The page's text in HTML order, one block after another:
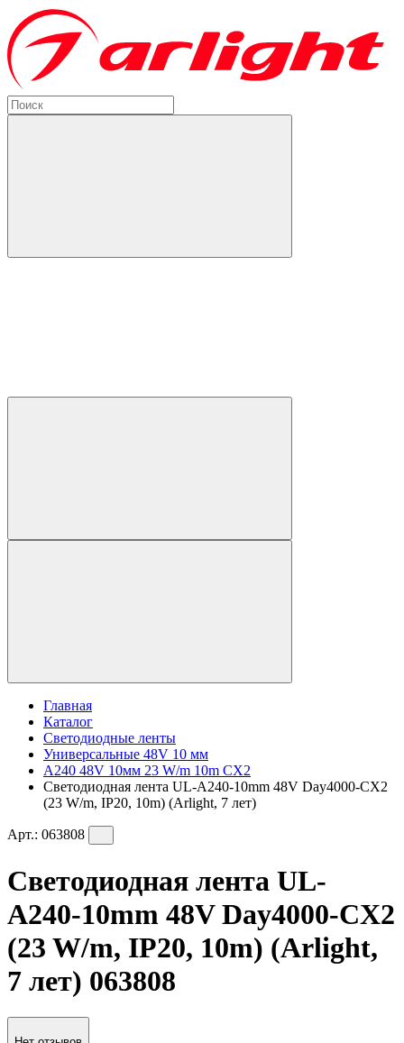
Главная
Каталог
Светодиодные ленты
Универсальные 48V 10 мм
A240 48V 10мм 23 W/m 10m CX2
Светодиодная лента UL-A240-10mm 48V Day4000-CX2
(23 W/m, IP20, 10m) (Arlight, 7 лет)
Арт.: 063808
Светодиодная лента UL-
A240-10mm 48V Day4000-CX2
(23 W/m, IP20, 10m) (Arlight,
7 лет) 063808